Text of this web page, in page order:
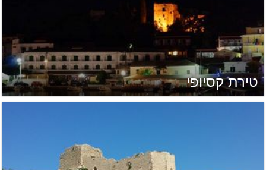
טירת קסיופי